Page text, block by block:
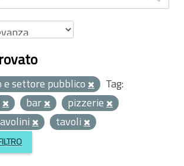
e settore pubblico
Tag:
bar
pizzerie
tavoli